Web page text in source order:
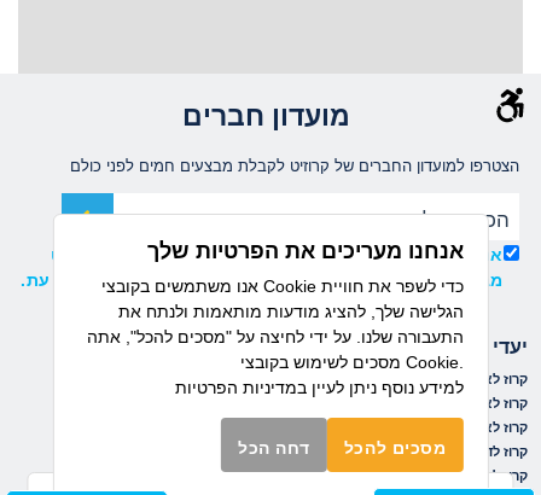
מועדון חברים
הצטרפו למועדון החברים של קרוזיט לקבלת מבצעים חמים לפני כולם
אני מאשר/ת קבלת עדכונים ומידע שיווקי ממועדון קרוזיט
מבית דיזנהאוז, וידוע לי כי ניתן להסיר את ההרשמה בכל עת.
יעדי הפלגה
קרוז לאיים הקאנריים
קרוז לאיים הקריביים
קרוז לאלסקה
קרוז לדרום אמריקה
קרוז לים הבלטי
קרוז לים התיכון
קרוז לקובה
קרוז לקנדה וניו אינגלנד
חברות שייט
אנחנו מעריכים את הפרטיות שלך
אנו משתמשים בקובצי Cookie כדי לשפר את חוויית
הגלישה שלך, להציג מודעות מותאמות ולנתח את
התעבורה שלנו. על ידי לחיצה על "מסכים להכל", אתה
מסכים לשימוש בקובצי Cookie.
למידע נוסף ניתן לעייןבמדיניות הפרטיות
דחה הכל מסכים להכל